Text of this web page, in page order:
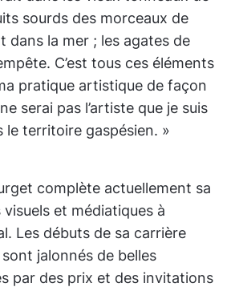
sourds des morceaux de
dans la mer ; les agates de
C’est tous ces éléments
pratique artistique de façon
serai pas l’artiste que je suis
le territoire gaspésien. »
complète actuellement sa
et médiatiques à
Les débuts de sa carrière
jalonnés de belles
par des prix et des invitations